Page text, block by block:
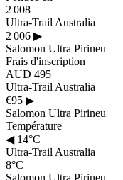
2 008
Ultra-Trail Australia
2 006 ▶
Salomon Ultra Pirineu
Frais d'inscription
AUD 495
Ultra-Trail Australia
€95 ▶
Salomon Ultra Pirineu
Température
◀14°C
Ultra-Trail Australia
8°C
Salomon Ultra Pirineu